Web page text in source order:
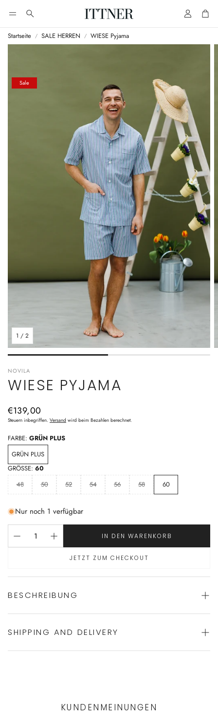
Suche AccountCart
Startseite SALE HERREN WIESE Pyjama
Sale
1 / 2
NOVILA
WIESE PYJAMA
Normaler
Preis
€139,00
Steuern inbegriffen. Versand wird beim Bezahlen berechnet.
FARBE: GRÜN PLUS
GRÜN PLUS
GRÖSSE: 60
48
50 52 54 56 58 60
Nur noch 1 verfügbar
IN DEN WARENKORB
JETZT ZUM CHECKOUT
BESCHREIBUNG
Sommerlicher Herren Pyjama von NOVILA
SHIPPING AND DELIVERY
KUNDENMEINUNGEN